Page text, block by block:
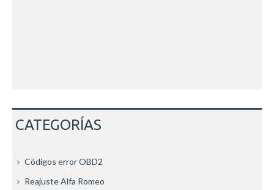
CATEGORÍAS
Códigos error OBD2
Reajuste Alfa Romeo